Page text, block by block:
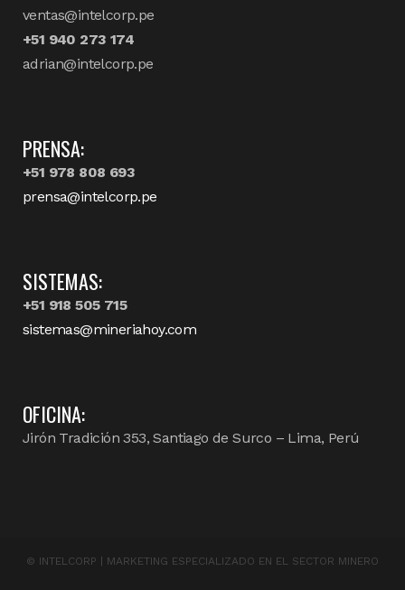
ventas@intelcorp.pe
+51 940 273 174
adrian@intelcorp.pe
PRENSA:
+51 978 808 693
prensa@intelcorp.pe
SISTEMAS:
+51 918 505 715
sistemas@mineriahoy.com
OFICINA:
Jirón Tradición 353, Santiago de Surco – Lima, Perú
© INTELCORP | MARKETING ESPECIALIZADO EN EL SECTOR MINERO